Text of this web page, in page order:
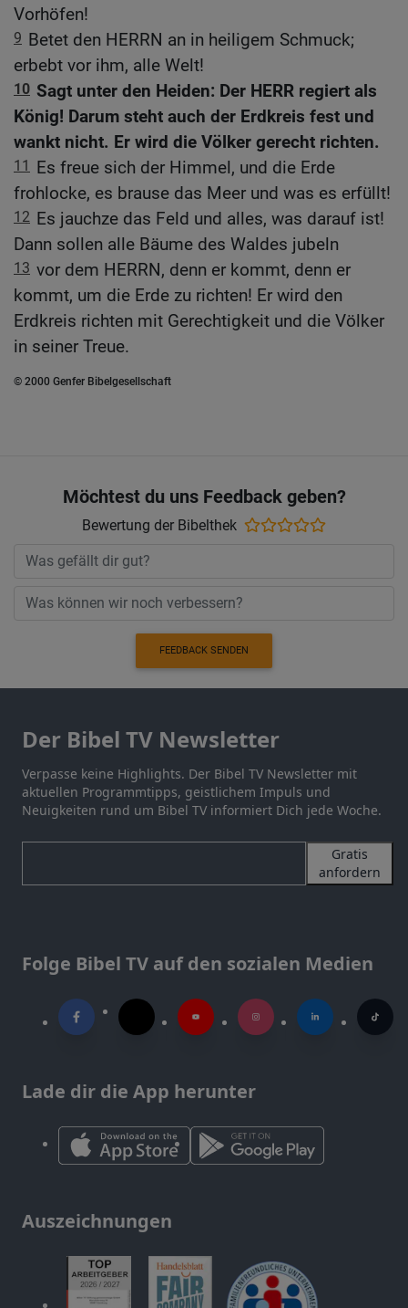
Vorhöfen!
9 Betet den HERRN an in heiligem Schmuck;
erbebt vor ihm, alle Welt!
10 Sagt unter den Heiden: Der HERR regiert als
König! Darum steht auch der Erdkreis fest und
wankt nicht. Er wird die Völker gerecht richten.
11 Es freue sich der Himmel, und die Erde
frohlocke, es brause das Meer und was es erfüllt!
12 Es jauchze das Feld und alles, was darauf ist!
Dann sollen alle Bäume des Waldes jubeln
13 vor dem HERRN, denn er kommt, denn er
kommt, um die Erde zu richten! Er wird den
Erdkreis richten mit Gerechtigkeit und die Völker
in seiner Treue.
© 2000 Genfer Bibelgesellschaft
Möchtest du uns Feedback geben?
Bewertung der Bibelthek
FEEDBACK SENDEN
Der Bibel TV Newsletter
Verpasse keine Highlights. Der Bibel TV Newsletter mit
aktuellen Programmtipps, geistlichem Impuls und
Neuigkeiten rund um Bibel TV informiert Dich jede Woche.
Gratis
anfordern
Folge Bibel TV auf den sozialen Medien
Lade dir die App herunter
Auszeichnungen